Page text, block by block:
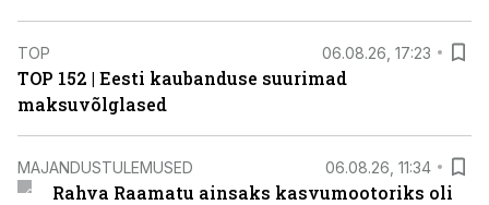
TOP 06.08.26, 17:23
TOP 152 | Eesti kaubanduse suurimad
maksuvõlglased
MAJANDUSTULEMUSED 06.08.26, 11:34
Rahva Raamatu ainsaks kasvumootoriks oli